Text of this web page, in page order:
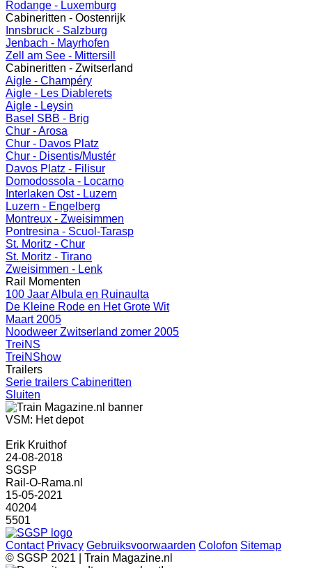
Rodange - Luxemburg
Cabineritten - Oostenrijk
Innsbruck - Salzburg
Jenbach - Mayrhofen
Zell am See - Mittersill
Cabineritten - Zwitserland
Aigle - Champéry
Aigle - Les Diablerets
Aigle - Leysin
Basel SBB - Brig
Chur - Arosa
Chur - Davos Platz
Chur - Disentis/Mustér
Davos Platz - Filisur
Domodossola - Locarno
Interlaken Ost - Luzern
Luzern - Engelberg
Montreux - Zweisimmen
Pontresina - Scuol-Tarasp
St. Moritz - Chur
St. Moritz - Tirano
Zweisimmen - Lenk
Rail Momenten
100 Jaar Albula en Ruinaulta
De Kleine Rode en Het Grote Wit
Maart 2005
Noodweer Zwitserland zomer 2005
TreiNS
TreiNShow
Trailers
Serie trailers Cabineritten
Sluiten
VSM: Het depot
Erik Kruithof
24-08-2018
SGSP
Rail-O-Rama.nl
15-05-2021
40204
5501
Contact Privacy Gebruiksvoorwaarden Colofon Sitemap
© SGSP 2021 | Train Magazine.nl